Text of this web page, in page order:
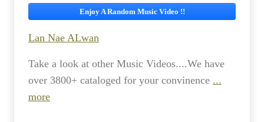
Enjoy A Random Music Video !!
Lan Nae ALwan
Take a look at other Music Videos....We have
over 3800+ cataloged for your convinence ...
more